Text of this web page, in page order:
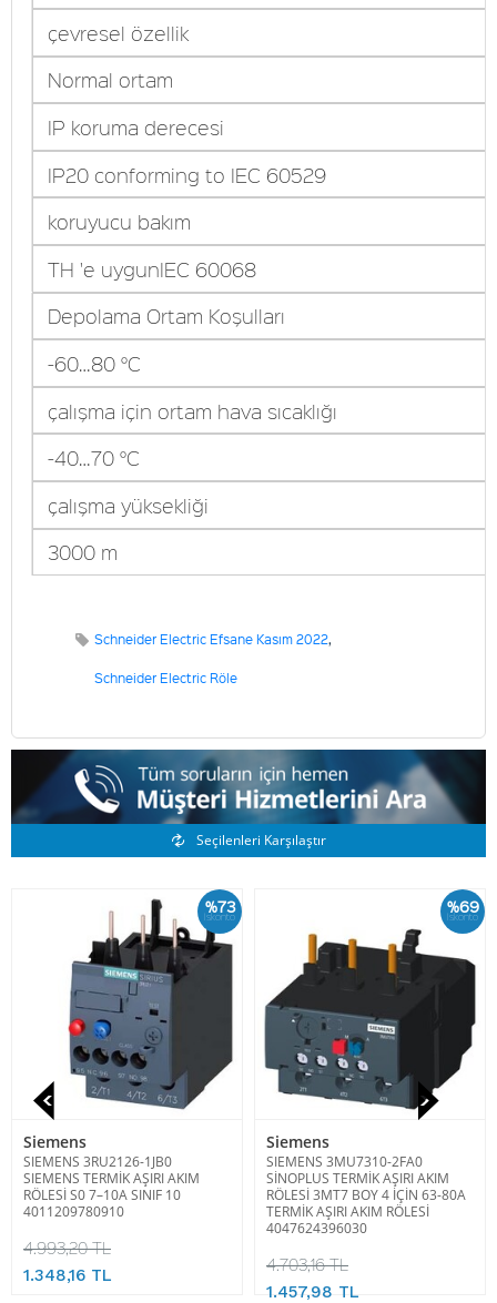
çevresel özellik
Normal ortam
IP koruma derecesi
IP20 conforming to IEC 60529
koruyucu bakım
TH 'e uygunIEC 60068
Depolama Ortam Koşulları
-60…80 °C
çalışma için ortam hava sıcaklığı
-40…70 °C
çalışma yüksekliği
3000 m
Schneider Electric Efsane Kasım 2022,
Schneider Electric Röle
Benzer Ürünler
Seçilenleri Karşılaştır
%73
İskonto
Siemens
SIEMENS 3RU2126-1JB0
SIEMENS TERMİK AŞIRI AKIM
RÖLESİ S0 7–10A SINIF 10
4011209780910
4.993,20 TL
1.348,16 TL
%69
İskonto
Siemens
SIEMENS 3MU7310-2FA0
SİNOPLUS TERMİK AŞIRI AKIM
RÖLESİ 3MT7 BOY 4 İÇİN 63-80A
TERMİK AŞIRI AKIM RÖLESİ
4047624396030
4.703,16 TL
1.457,98 TL